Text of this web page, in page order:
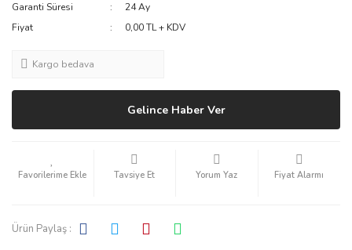
Garanti Süresi
24 Ay
Fiyat
0,00 TL + KDV
Kargo bedava
Gelince Haber Ver
Tavsiye Et Yorum Yaz Fiyat Alarmı
Ürün Paylaş :